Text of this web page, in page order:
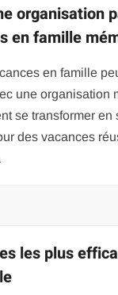
organisation
en famille
en famille
une organisation
se transformer en
des vacances
les plus